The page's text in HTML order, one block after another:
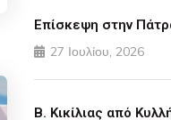
Επίσκεψη στην
27 Ιουλίου, 2026
Β. Κικίλιας από